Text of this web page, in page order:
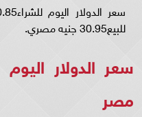
للبيع30.95 جنيه مصري.
سعر الدولار
مصر